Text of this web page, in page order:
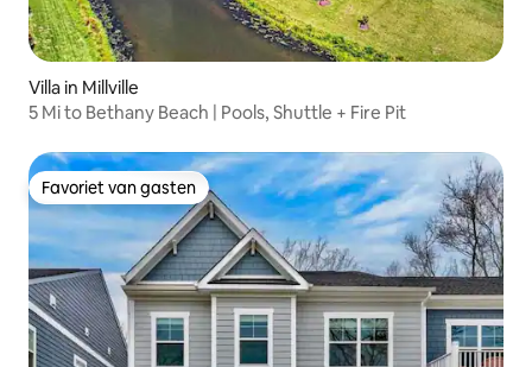
Villa in Millville
5 Mi to Bethany Beach | Pools, Shuttle + Fire Pit
Favoriet van gasten
Favoriet van gasten